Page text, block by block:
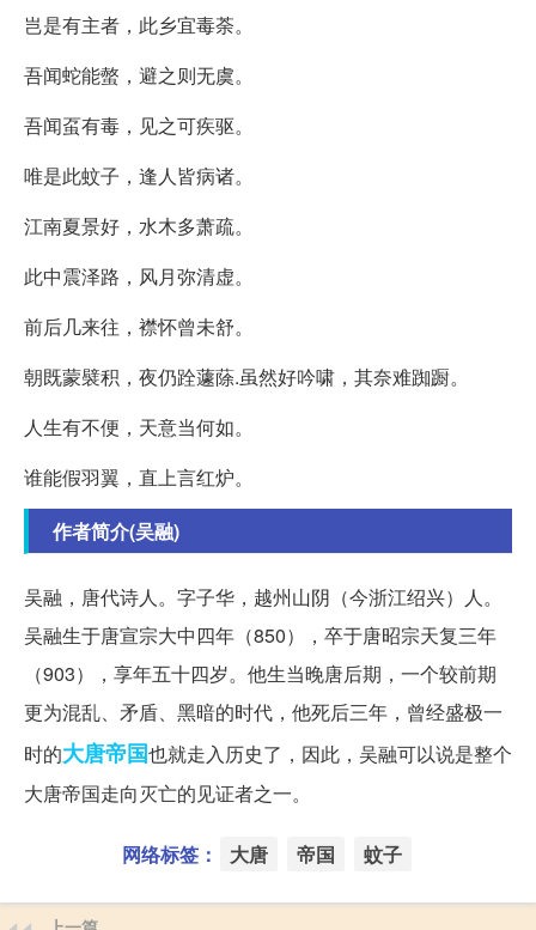
岂是有主者，此乡宜毒荼。
吾闻蛇能螫，避之则无虞。
吾闻虿有毒，见之可疾驱。
唯是此蚊子，逢人皆病诸。
江南夏景好，水木多萧疏。
此中震泽路，风月弥清虚。
前后几来往，襟怀曾未舒。
朝既蒙襞积，夜仍跧蘧蒢.虽然好吟啸，其奈难踟蹰。
人生有不便，天意当何如。
谁能假羽翼，直上言红炉。
作者简介(吴融)
吴融，唐代诗人。字子华，越州山阴（今浙江绍兴）人。
吴融生于唐宣宗大中四年（850），卒于唐昭宗天复三年
（903），享年五十四岁。他生当晚唐后期，一个较前期
更为混乱、矛盾、黑暗的时代，他死后三年，曾经盛极一
时的大唐帝国也就走入历史了，因此，吴融可以说是整个
大唐帝国走向灭亡的见证者之一。
网络标签： 大唐 帝国 蚊子